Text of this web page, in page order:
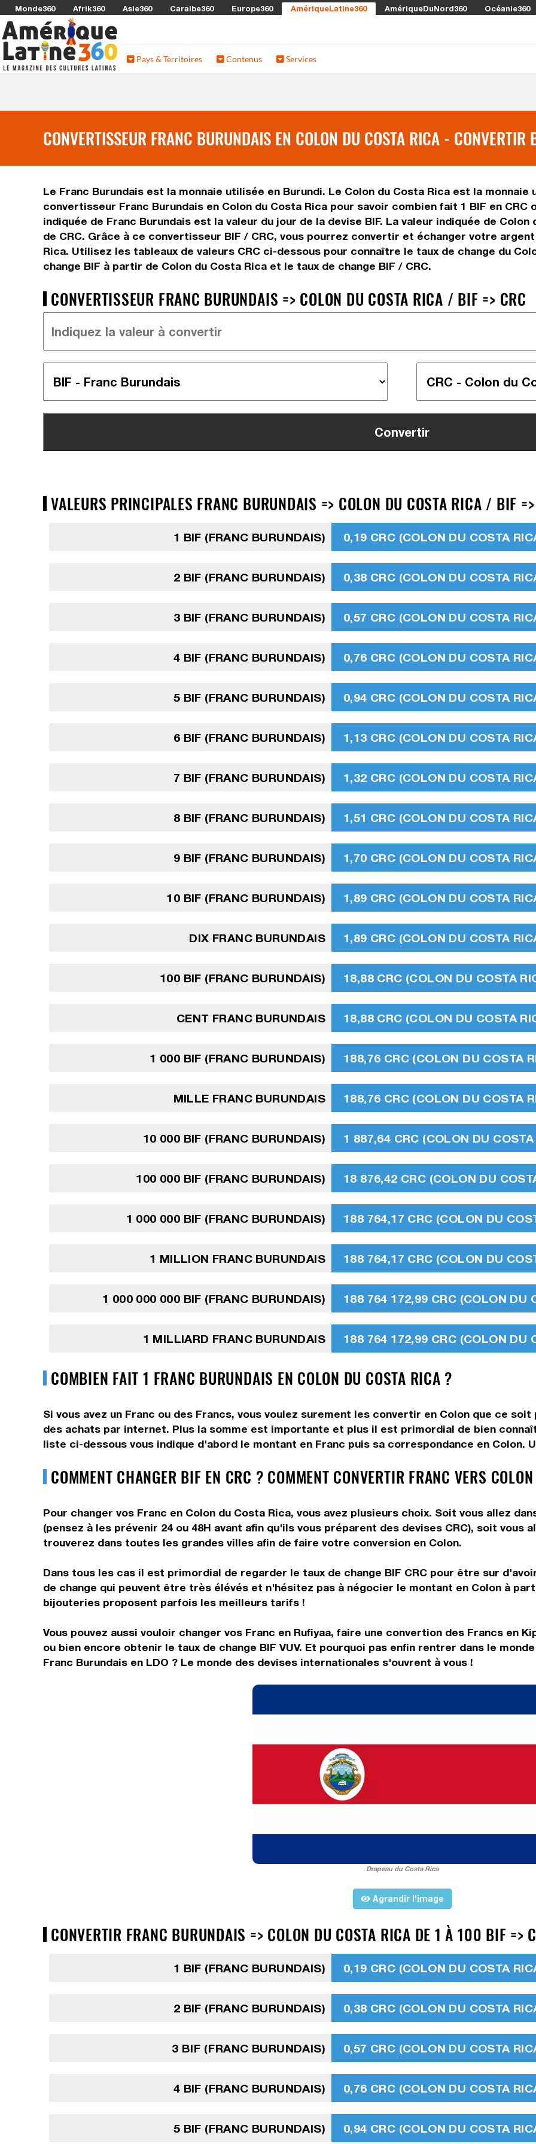
Monde360 Afrik360 Asie360 Caraibe360 Europe360 AmériqueLatine360 AmériqueDuNord360 Océanie360
Pays & Territoires Contenus Services
CONVERTISSEUR FRANC BURUNDAIS EN COLON DU COSTA RICA -
Le Franc Burundais est la monnaie utilisée en Burundi. Le Colon du Costa Rica est la
convertisseur Franc Burundais en Colon du Costa Rica pour savoir combien fait 1 BIF en
indiquée de Franc Burundais est la valeur du jour de la devise BIF. La valeur indiquée de
de CRC. Grâce à ce convertisseur BIF / CRC, vous pourrez convertir et échanger votre
Rica. Utilisez les tableaux de valeurs CRC ci-dessous pour connaître le taux de change du
change BIF à partir de Colon du Costa Rica et le taux de change BIF / CRC.
CONVERTISSEUR FRANC BURUNDAIS => COLON DU COSTA RICA / BIF => CRC
VALEURS PRINCIPALES FRANC BURUNDAIS => COLON DU COSTA RICA / BIF
1 BIF (FRANC BURUNDAIS) 0,19 CRC (COLON DU COSTA
2 BIF (FRANC BURUNDAIS) 0,38 CRC (COLON DU COSTA
3 BIF (FRANC BURUNDAIS) 0,57 CRC (COLON DU COSTA
4 BIF (FRANC BURUNDAIS) 0,76 CRC (COLON DU COSTA
5 BIF (FRANC BURUNDAIS) 0,94 CRC (COLON DU COSTA
6 BIF (FRANC BURUNDAIS) 1,13 CRC (COLON DU COSTA
7 BIF (FRANC BURUNDAIS) 1,32 CRC (COLON DU COSTA
8 BIF (FRANC BURUNDAIS) 1,51 CRC (COLON DU COSTA
9 BIF (FRANC BURUNDAIS) 1,70 CRC (COLON DU COSTA
10 BIF (FRANC BURUNDAIS) 1,89 CRC (COLON DU COSTA
DIX FRANC BURUNDAIS 1,89 CRC (COLON DU COSTA
100 BIF (FRANC BURUNDAIS) 18,88 CRC (COLON DU COSTA
CENT FRANC BURUNDAIS 18,88 CRC (COLON DU COSTA
1 000 BIF (FRANC BURUNDAIS) 188,76 CRC (COLON DU COSTA
MILLE FRANC BURUNDAIS 188,76 CRC (COLON DU COSTA
10 000 BIF (FRANC BURUNDAIS) 1 887,64 CRC (COLON DU COSTA
100 000 BIF (FRANC BURUNDAIS) 18 876,42 CRC (COLON DU
1 000 000 BIF (FRANC BURUNDAIS) 188 764,17 CRC (COLON DU
1 MILLION FRANC BURUNDAIS 188 764,17 CRC (COLON DU
1 000 000 000 BIF (FRANC BURUNDAIS) 188 764 172,99 CRC (COLON DU
1 MILLIARD FRANC BURUNDAIS 188 764 172,99 CRC (COLON DU
COMBIEN FAIT 1 FRANC BURUNDAIS EN COLON DU COSTA RICA ?
Si vous avez un Franc ou des Francs, vous voulez surement les convertir en Colon que ce
des achats par internet. Plus la somme est importante et plus il est primordial de bien
liste ci-dessous vous indique d'abord le montant en Franc puis sa correspondance en Colon.
COMMENT CHANGER BIF EN CRC ? COMMENT CONVERTIR FRANC VERS
Pour changer vos Franc en Colon du Costa Rica, vous avez plusieurs choix. Soit vous allez
(pensez à les prévenir 24 ou 48H avant afin qu'ils vous préparent des devises CRC), soit vous
trouverez dans toutes les grandes villes afin de faire votre conversion en Colon.
Dans tous les cas il est primordial de regarder le taux de change BIF CRC pour être sur
de change qui peuvent être très élévés et n'hésitez pas à négocier le montant en Colon à
bijouteries proposent parfois les meilleurs tarifs !
Vous pouvez aussi vouloir changer vos Franc en Rufiyaa, faire une convertion des Francs en
ou bien encore obtenir le taux de change BIF VUV. Et pourquoi pas enfin rentrer dans le
Franc Burundais en LDO ? Le monde des devises internationales s'ouvrent à vous !
Drapeau du Costa Rica
Agrandir l'image
CONVERTIR FRANC BURUNDAIS => COLON DU COSTA RICA DE 1 À 100 BIF =>
1 BIF (FRANC BURUNDAIS) 0,19 CRC (COLON DU COSTA
2 BIF (FRANC BURUNDAIS) 0,38 CRC (COLON DU COSTA
3 BIF (FRANC BURUNDAIS) 0,57 CRC (COLON DU COSTA
4 BIF (FRANC BURUNDAIS) 0,76 CRC (COLON DU COSTA
5 BIF (FRANC BURUNDAIS) 0,94 CRC (COLON DU COSTA